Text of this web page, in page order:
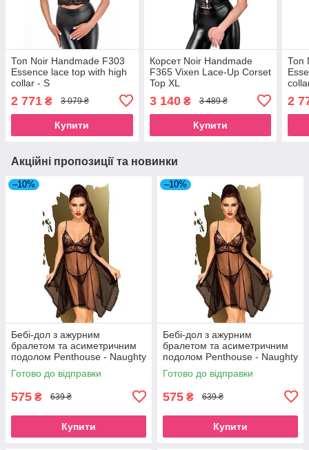
Топ Noir Handmade F303
Essence lace top with high
collar - S
2 771 ₴ 3 079 ₴
Купити
Корсет Noir Handmade
F365 Vixen Lace-Up Corset
Top XL
3 140₴ 3 489 ₴
Купити
Топ
2
Акційні пропозиції та новинки
–10%
Бебі-дол з ажурним
бралетом та асиметричним
подолом Penthouse - Naughty
Doll Black M/L SO4329
Готово до відправки
575 ₴ 639 ₴
Купити
–10%
Бебі-дол з ажурним
бралетом та асиметричним
подолом Penthouse - Naughty
Doll Black S/M SO9598
Готово до відправки
575 ₴ 639 ₴
Купити